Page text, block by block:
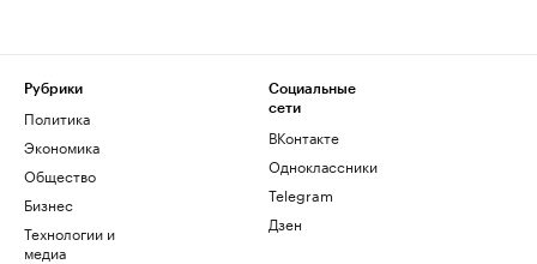
Рубрики
Политика
Экономика
Общество
Бизнес
Технологии и
медиа
Социальные
сети
ВКонтакте
Одноклассники
Telegram
Дзен